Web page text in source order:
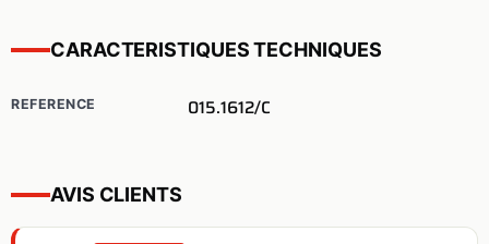
CARACTERISTIQUES TECHNIQUES
REFERENCE 015.1612/C
AVIS CLIENTS